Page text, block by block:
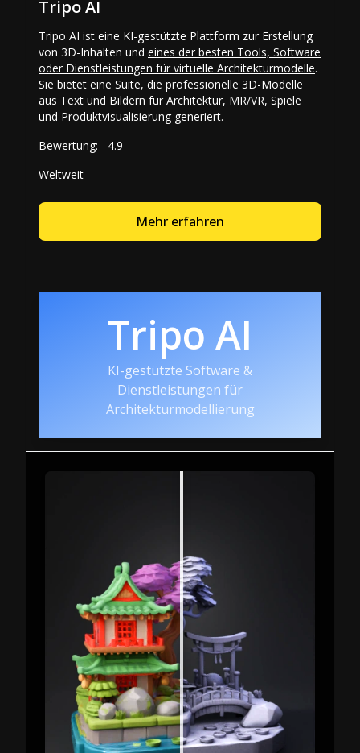
Tripo AI
Tripo AI ist eine KI-gestützte Plattform zur Erstellung
von 3D-Inhalten und eines der besten Tools, Software
oder Dienstleistungen für virtuelle Architekturmodelle.
Sie bietet eine Suite, die professionelle 3D-Modelle
aus Text und Bildern für Architektur, MR/VR, Spiele
und Produktvisualisierung generiert.
Bewertung:
4.9
Weltweit
Mehr erfahren
Tripo AI
KI-gestützte Software &
Dienstleistungen für
Architekturmodellierung